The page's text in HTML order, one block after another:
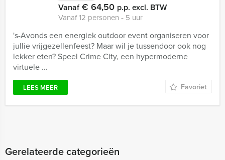
Vanaf€ 64,50 p.p. excl. BTW
Vanaf 12 personen ‐ 5 uur
's-Avonds een energiek outdoor event organiseren voor
jullie vrijgezellenfeest? Maar wil je tussendoor ook nog
lekker eten? Speel Crime City, een hypermoderne
virtuele ...
LEES MEER Favoriet
Gerelateerde categorieën